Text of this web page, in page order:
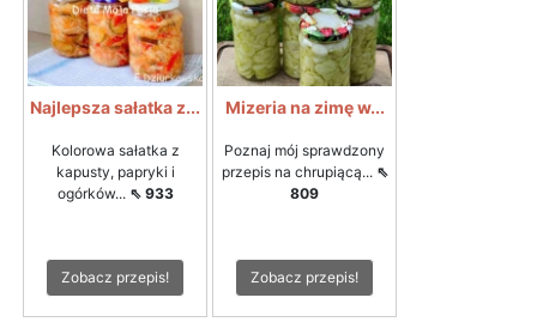
Najlepsza sałatka z...
Kolorowa sałatka z
kapusty, papryki i
ogórków... ⇖ 933
Zobacz przepis!
Mizeria na zimę w...
Poznaj mój sprawdzony
przepis na chrupiącą... ⇖
809
Zobacz przepis!